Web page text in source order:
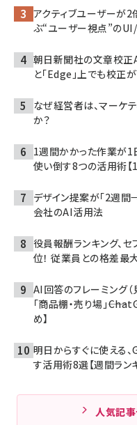
アクティブユーザーが2
ぶ“ユーザー視点”の
朝日新聞社の文章校正
と「Edge」上でも校正
なぜ経営者は、マーケ
か？
1週間かかった作業が
使い倒す8つの活用術【
デザイン提案が「2週
会社のAI活用法
役員報酬ランキング、
位！ 従業員との格差最
AI回答のフレーミング（
「商品棚・売り場」
め】
明日からすぐに使え
す活用術8選【週間ラン
人気記事